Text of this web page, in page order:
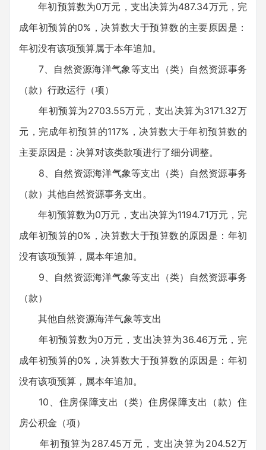
年初预算数为0万元，支出决算为487.34万元，完
成年初预算的0%，决算数大于预算数的主要原因是：
年初没有该项预算属于本年追加。
7、自然资源海洋气象等支出（类）自然资源事务
（款）行政运行（项）
年初预算为2703.55万元，支出决算为3171.32万
元，完成年初预算的117%，决算数大于年初预算数的
主要原因是：决算对该类款项进行了细分调整。
8、自然资源海洋气象等支出（类）自然资源事务
（款）其他自然资源事务支出。
年初预算数为0万元，支出决算为1194.71万元，完
成年初预算的0%，决算数大于预算数的原因是：年初
没有该项预算，属本年追加。
9、自然资源海洋气象等支出（类）自然资源事务
（款）
其他自然资源海洋气象等支出
年初预算数为0万元，支出决算为36.46万元，完
成年初预算的0%，决算数大于预算数的原因是：年初
没有该项预算，属本年追加。
10、住房保障支出（类）住房保障支出（款）住
房公积金（项）
年初预算为287.45万元，支出决算为204.52万